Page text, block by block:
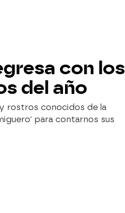
con los
del año
rostros conocidos de la
para contarnos sus